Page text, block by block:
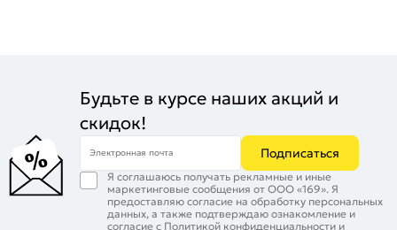
Будьте в курсе наших акций и
скидок!
Электронная почта Подписаться
Я соглашаюсь получать рекламные и иные
маркетинговые сообщения от ООО «169». Я
предоставляю согласие на обработку персональных
данных, а также подтверждаю ознакомление и
согласие с Политикой конфиденциальности и